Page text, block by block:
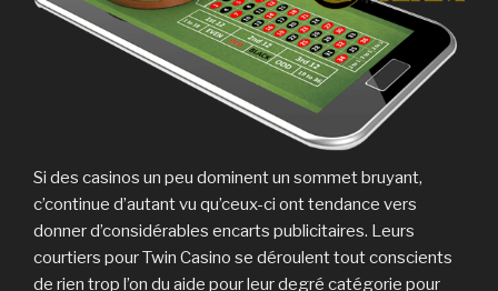
Si des casinos un peu dominent un sommet bruyant,
c’continue d’autant vu qu’ceux-ci ont tendance vers
donner d’considérables encarts publicitaires. Leurs
courtiers pour Twin Casino se déroulent tout conscients
de rien trop l’on du aide pour leur degré catégorie pour